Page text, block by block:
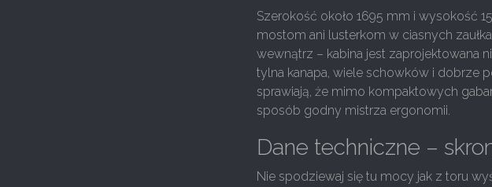
Szerokość około 1695 mm i wysokość
mostom ani lusterkom w ciasnych
wewnątrz – kabina jest zaprojektowana
tylna kanapa, wiele schowków i dobrze
sprawiają, że mimo kompaktowych
sposób godny mistrza ergonomii.
Dane techniczne –
Nie spodziewaj się tu mocy jak z toru